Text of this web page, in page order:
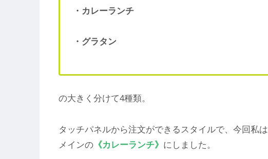
・カレーランチ
・グラタン
の大きく分けて4種類。
タッチパネルから注文ができるスタイルで、今回私は
メインの《カレーランチ》 にしました。